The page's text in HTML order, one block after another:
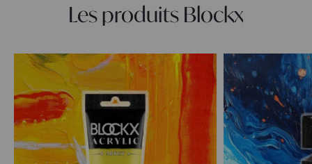
Les produits Blockx